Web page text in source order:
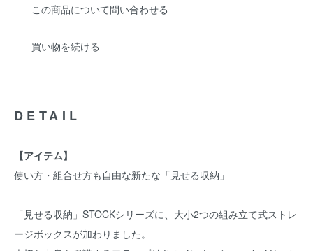
この商品について問い合わせる
買い物を続ける
DETAIL
【アイテム】
使い方・組合せ方も自由な新たな「見せる収納」
「見せる収納」STOCKシリーズに、大小2つの組み立て式ストレ
ージボックスが加わりました。